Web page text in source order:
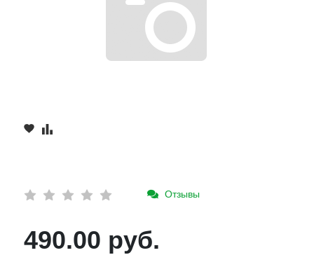
Отзывы
490.00 руб.